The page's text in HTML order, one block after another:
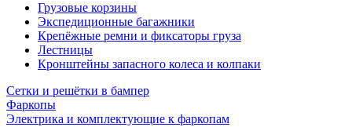
Грузовые корзины
Экспедиционные багажники
Крепёжные ремни и фиксаторы груза
Лестницы
Кронштейны запасного колеса и колпаки
Сетки и решётки в бампер
Фаркопы
Электрика и комплектующие к фаркопам